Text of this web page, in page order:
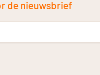
de nieuwsbrief